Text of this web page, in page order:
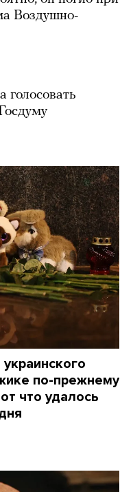
Воздушно-
по-прежнему
что удалось